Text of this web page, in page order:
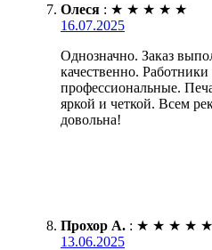
Олеся : ★ ★ ★ ★ ★
16.07.2025
Однозначно. Заказ
качественно.
профессиональные.
яркой и четкой. Всем
довольна!
Прохор А. : ★ ★ ★ ★ ★
13.06.2025